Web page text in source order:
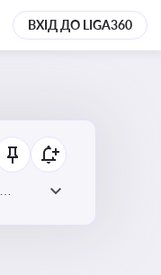
ВХІД ДО LIGA360